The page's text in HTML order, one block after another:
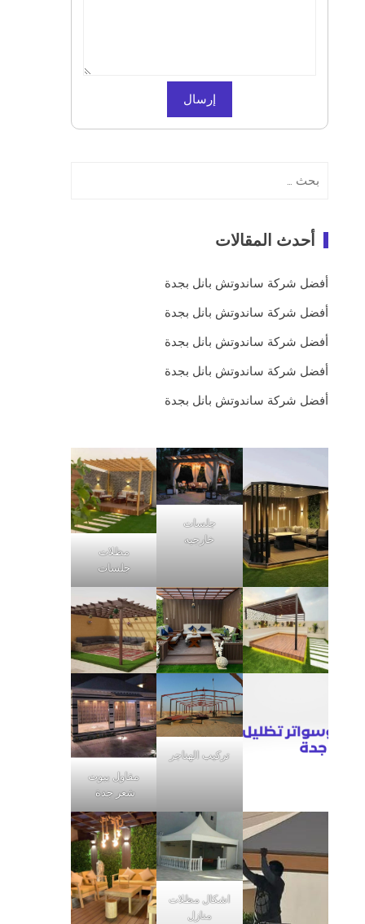
عن:
أحدث المقالات
أفضل شركة ساندوتش بانل بجدة
أفضل شركة ساندوتش بانل بجدة
أفضل شركة ساندوتش بانل بجدة
أفضل شركة ساندوتش بانل بجدة
أفضل شركة ساندوتش بانل بجدة
جلسات
خارجيه
مظلات
جلسات
تركيب الهناجر
مقاول بيوت
شعر جدة
اشكال مظلات
منازل